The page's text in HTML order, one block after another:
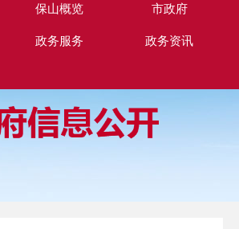
保山概览 市政府
政务服务 政务资讯